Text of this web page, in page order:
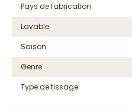
Pays de fabrication
Lavable
Saison
Genre
Type de tissage